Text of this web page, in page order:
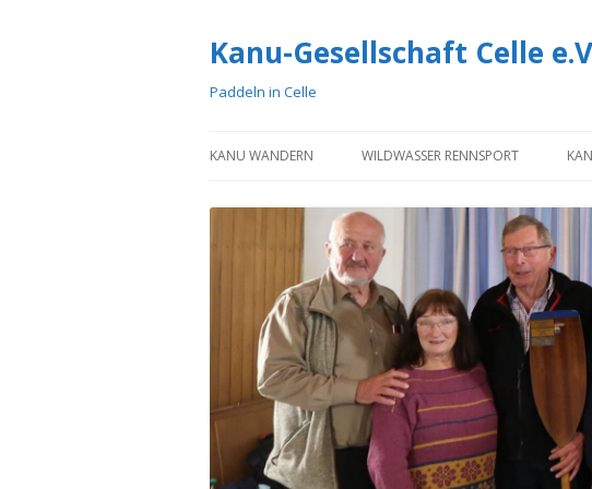
Kanu-Gesellschaft Celle
Paddeln in Celle
KANU WANDERN WILDWASSER RENNSPORT